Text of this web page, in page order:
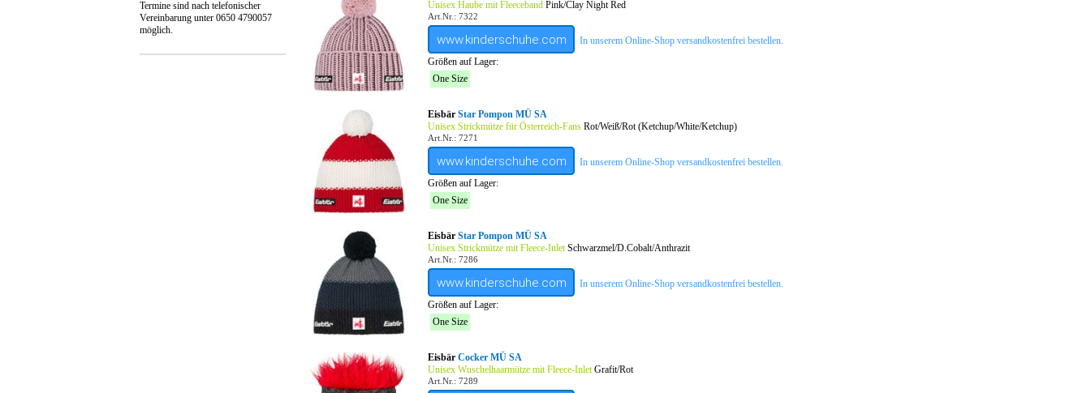
Termine sind nach telefonischer
Vereinbarung unter 0650 4790057
möglich.
Unisex Haube mit Fleeceband Pink/Clay Night Red
Art.Nr.: 7322
www.kinderschuhe.com
In unserem Online-Shop versandkostenfrei bestellen.
Größen auf Lager:
One Size
Eisbär Star Pompon MÜ SA
Unisex Strickmütze für Österreich-Fans Rot/Weiß/Rot (Ketchup/White/Ketchup)
Art.Nr.: 7271
www.kinderschuhe.com
In unserem Online-Shop versandkostenfrei bestellen.
Größen auf Lager:
One Size
Eisbär Star Pompon MÜ SA
Unisex Strickmütze mit Fleece-InletSchwarzmel/D.Cobalt/Anthrazit
Art.Nr.: 7286
www.kinderschuhe.com
In unserem Online-Shop versandkostenfrei bestellen.
Größen auf Lager:
One Size
Eisbär Cocker MÜ SA
Unisex Wuschelhaarmütze mit Fleece-InletGrafit/Rot
Art.Nr.: 7289